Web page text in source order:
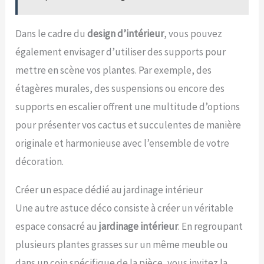
Dans le cadre dudesign d’intérieur, vous pouvez
également envisager d’utiliser des supports pour
mettre en scène vos plantes. Par exemple, des
étagères murales, des suspensions ou encore des
supports en escalier offrent une multitude d’options
pour présenter vos cactus et succulentes de manière
originale et harmonieuse avec l’ensemble de votre
décoration.
Créer un espace dédié au jardinage intérieur
Une autre astuce déco consiste à créer un véritable
espace consacré aujardinage intérieur. En regroupant
plusieurs plantes grasses sur un même meuble ou